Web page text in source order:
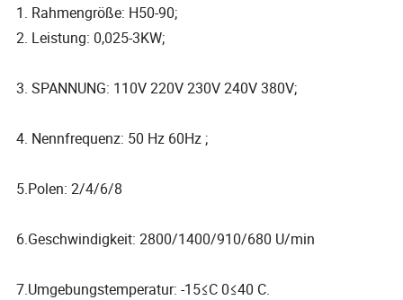
1. Rahmengröße: H50-90;
2. Leistung: 0,025-3KW;
3. SPANNUNG: 110V 220V 230V 240V 380V;
4. Nennfrequenz: 50 Hz 60Hz ;
5.Polen: 2/4/6/8
6.Geschwindigkeit: 2800/1400/910/680 U/min
7.Umgebungstemperatur: -15≤C 0≤40 C.